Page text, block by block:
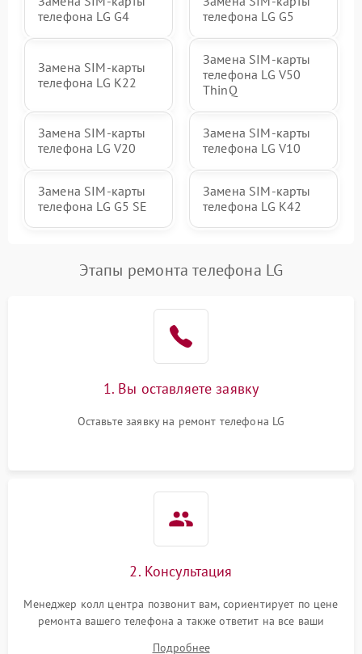
телефона LG G4
телефона LG G5
Замена SIM-карты
телефона LG K22
Замена SIM-карты
телефона LG V50
ThinQ
Замена SIM-карты
телефона LG V20
Замена SIM-карты
телефона LG V10
Замена SIM-карты
телефона LG G5 SE
Замена SIM-карты
телефона LG K42
Этапы ремонта телефона LG
1. Вы оставляете заявку
Оставьте заявку на ремонт телефона LG
2. Консультация
Менеджер колл центра позвонит вам, сориентирует по цене
ремонта вашего телефона а также ответит на все ваши
Подробнее